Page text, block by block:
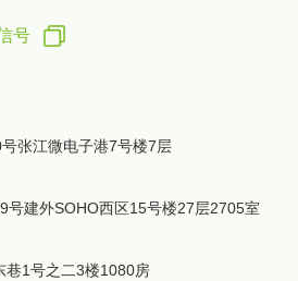
号
张江微电子港7号楼7层
号建外SOHO西区15号楼27层2705室
巷1号之二3楼1080房